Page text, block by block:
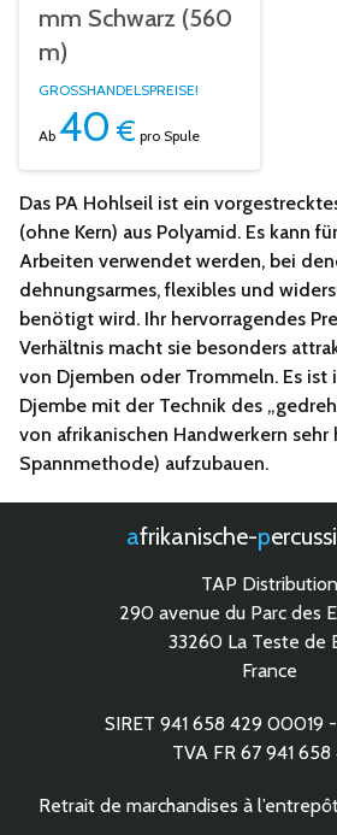
Das PA Hohlseil ist ein
(ohne Kern) aus Polyamid. Es kann
Arbeiten verwendet werden, bei
dehnungsarmes, flexibles und
benötigt wird. Ihr hervorragendes
Verhältnis macht sie besonders
von Djemben oder Trommeln. Es ist
Djembe mit der Technik des
von afrikanischen Handwerkern
Spannmethode) aufzubauen.
mm Schwarz (560
m)
GROSSHANDELSPREISE!
Ab 40 € pro Spule
afrikanische-
TAP Distribution
290 avenue du Parc des
33260 La Teste de
France
SIRET 941 658 429 00019 -
TVA FR 67 941 658
Retrait de marchandises à